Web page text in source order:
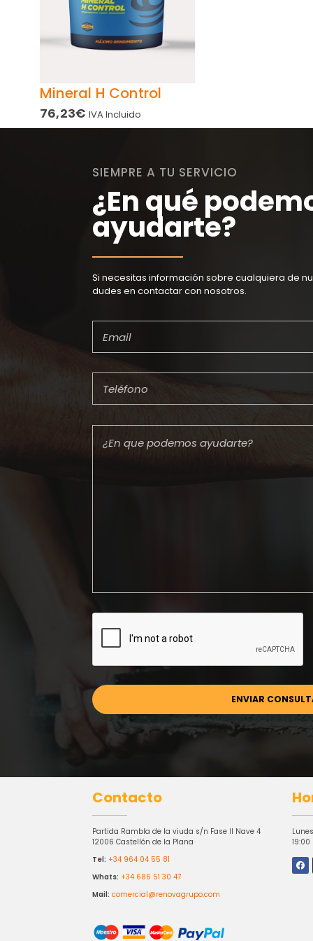
Mineral H Control
76,23€ IVA Incluido
SIEMPRE A TU SERVICIO
¿En qué
ayudarte?
Si necesitas información sobre cualquiera de
dudes en contactar con nosotros.
Contacto
Partida Rambla de la viuda s/n Fase II Nave 4
12006 Castellón de la Plana
Tel: +34 964 04 55 81
Whats: +34 686 51 30 47
Mail: comercial@renovagrupo.com
19:00